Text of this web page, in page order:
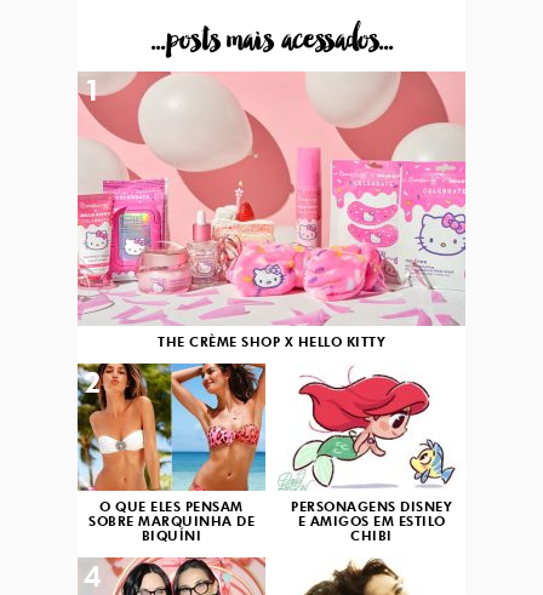
...posts mais acessados...
THE CRÈME SHOP X HELLO KITTY
1
O QUE ELES PENSAM
SOBRE MARQUINHA DE
BIQUÍNI
2
PERSONAGENS DISNEY
E AMIGOS EM ESTILO
CHIBI
3
4